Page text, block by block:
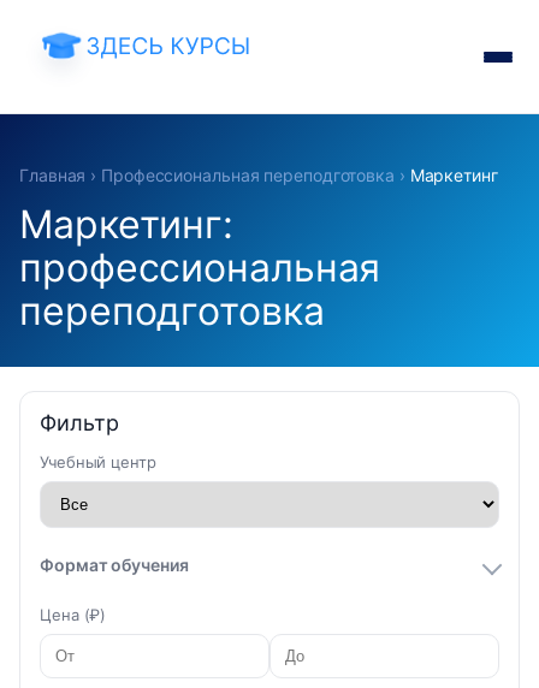
Главная › Профессиональная переподготовка › Маркетинг
Маркетинг:
профессиональная
переподготовка
Фильтр
Учебный центр
Формат обучения
Цена (₽)